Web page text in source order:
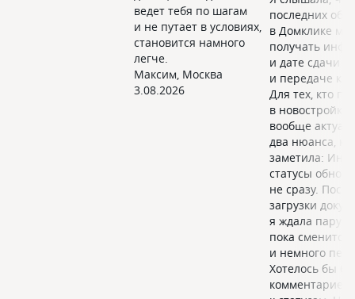
ведет тебя по шагам
и не путает в условиях,
становится намного
легче.
Максим, Москва
3.08.2026
последних
в Домклике
получать
и дате сдачи
и передаче
Для тех, кто
в
вообще
два нюанса,
заметила:
статусы
не сразу. После
загрузки
я ждала пару
пока сменится
и немного
Хотелось бы
комментариев